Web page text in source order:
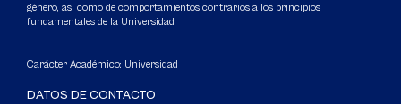
género, así como de comportamientos contrarios a los principios
fundamentales de la Universidad
Carácter Académico: Universidad
DATOS DE CONTACTO